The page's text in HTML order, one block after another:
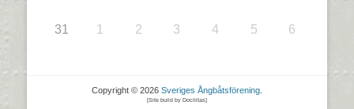
31 1 2 3 4 5 6
Copyright © 2026 Sveriges Ångbåtsförening
[Site build by Docilitas]